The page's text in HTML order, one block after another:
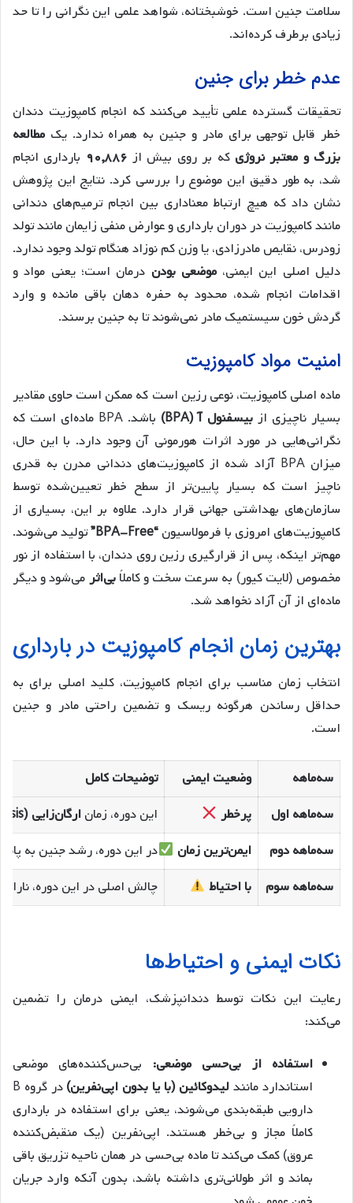
سلامت جنین است. خوشبختانه، شواهد علمی این نگرانی را تا حد
زیادی برطرف کرده‌اند.
عدم خطر برای جنین
تحقیقات گسترده علمی تأیید می‌کنند که انجام کامپوزیت دندان
خطر قابل توجهی برای مادر و جنین به همراه ندارد. یکمطالعه
بزرگ و معتبر نروژی که بر روی بیش از ۹۰,۸۸۶ بارداری انجام
شد، به طور دقیق این موضوع را بررسی کرد. نتایج این پژوهش
نشان داد که هیچ ارتباط معناداری بین انجام ترمیم‌های دندانی
مانند کامپوزیت در دوران بارداری و عوارض منفی زایمان مانند تولد
زودرس، نقایص مادرزادی، یا وزن کم نوزاد هنگام تولد وجود ندارد.
دلیل اصلی این ایمنی،موضعی بودن درمان است؛ یعنی مواد و
اقدامات انجام شده، محدود به حفره دهان باقی مانده و وارد
گردش خون سیستمیک مادر نمی‌شوند تا به جنین برسند.
امنیت مواد کامپوزیت
ماده اصلی کامپوزیت، نوعی رزین است که ممکن است حاوی مقادیر
بسیار ناچیزی از بیسفنول آ (BPA)
باشد. BPA ماده‌ای است که
نگرانی‌هایی در مورد اثرات هورمونی آن وجود دارد. با این حال،
میزان BPA آزاد شده از کامپوزیت‌های دندانی مدرن به قدری
ناچیز است که بسیار پایین‌تر از سطح خطر تعیین‌شده توسط
سازمان‌های بهداشتی جهانی قرار دارد. علاوه بر این، بسیاری از
کامپوزیت‌های امروزی با فرمولاسیون“BPA-Free”
تولید می‌شوند.
مهم‌تر اینکه، پس از قرارگیری رزین روی دندان، با استفاده از نور
مخصوص (لایت کیور) به سرعت سخت و کاملاًبی‌اثرمی‌شود و دیگر
ماده‌ای از آن آزاد نخواهد شد.
بهترین زمان انجام کامپوزیت در بارداری
انتخاب زمان مناسب برای انجام کامپوزیت، کلید اصلی برای به
حداقل رساندن هرگونه ریسک و تضمین راحتی مادر و جنین
است.
سه‌ماهه وضعیت ایمنی
توضیحات کامل
سه‌ماهه اول
پرخطر این دوره، زمانارگان‌زایی (Organogenesis)
سه‌ماهه دوم
ایمن‌ترین زمان
در این دوره، رشد جنین به
سه‌ماهه سوم
با احتیاط چالش اصلی در این دوره،
نکات ایمنی و احتیاط‌ها
رعایت این نکات توسط دندانپزشک، ایمنی درمان را تضمین
می‌کند:
استفاده از بی‌حسی موضعی: بی‌حس‌کننده‌های موضعی
استاندارد مانندلیدوکائین (با یا بدون اپی‌نفرین)
در گروه B
دارویی طبقه‌بندی می‌شوند، یعنی برای استفاده در بارداری
کاملاً مجاز و بی‌خطر هستند. اپی‌نفرین (یک منقبض‌کننده
عروق) کمک می‌کند تا ماده بی‌حسی در همان ناحیه تزریق باقی
بماند و اثر طولانی‌تری داشته باشد، بدون آنکه وارد جریان